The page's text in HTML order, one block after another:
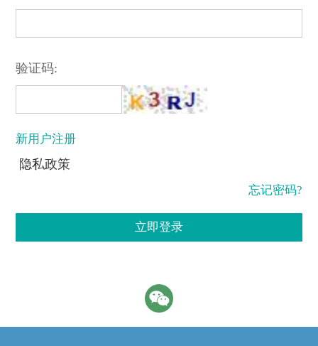
验证码:
新用户注册
隐私政策
忘记密码?
立即登录